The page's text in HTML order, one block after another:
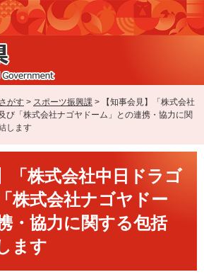
がす > スポーツ振興課 >
【知事会見】「株式会社
び「株式会社ナゴヤドーム」との連携・協力に関
します
「株式会社中日ドラゴ
株式会社ナゴヤドー
・協力に関する包括
ます